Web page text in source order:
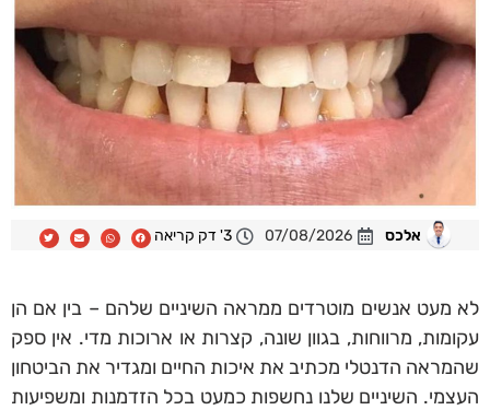
אלכס 07/08/2026 3' דק קריאה
לא מעט אנשים מוטרדים ממראה השיניים שלהם – בין אם הן
עקומות, מרווחות, בגוון שונה, קצרות או ארוכות מדי. אין ספק
שהמראה הדנטלי מכתיב את איכות החיים ומגדיר את הביטחון
העצמי. השיניים שלנו נחשפות כמעט בכל הזדמנות ומשפיעות